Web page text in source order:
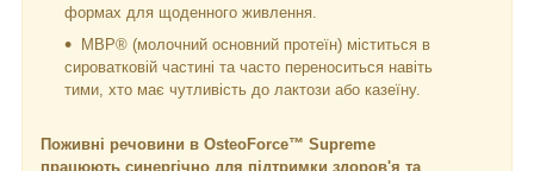
формах для щоденного живлення.
MBP® (молочний основний протеїн) міститься в
сироватковій частині та часто переноситься навіть
тими, хто має чутливість до лактози або казеїну.
Поживні речовини в OsteoForce™ Supreme
працюють синергічно для підтримки здоров'я та